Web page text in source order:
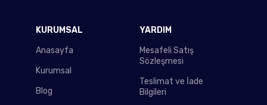
KURUMSAL
Anasayfa
Kurumsal
Blog
YARDIM
Mesafeli Satış
Sözleşmesi
Teslimat ve İade
Bilgileri